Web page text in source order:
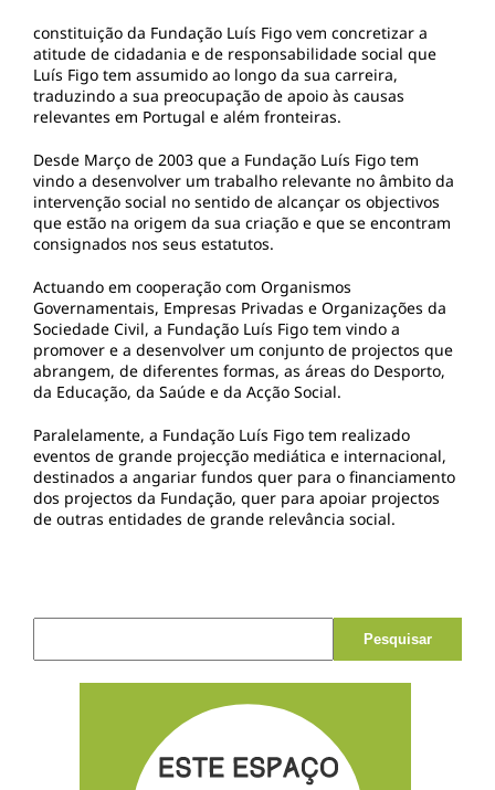
constituição da Fundação Luís Figo vem concretizar a
atitude de cidadania e de responsabilidade social que
Luís Figo tem assumido ao longo da sua carreira,
traduzindo a sua preocupação de apoio às causas
relevantes em Portugal e além fronteiras.
Desde Março de 2003 que a Fundação Luís Figo tem
vindo a desenvolver um trabalho relevante no âmbito da
intervenção social no sentido de alcançar os objectivos
que estão na origem da sua criação e que se encontram
consignados nos seus estatutos.
Actuando em cooperação com Organismos
Governamentais, Empresas Privadas e Organizações da
Sociedade Civil, a Fundação Luís Figo tem vindo a
promover e a desenvolver um conjunto de projectos que
abrangem, de diferentes formas, as áreas do Desporto,
da Educação, da Saúde e da Acção Social.
Paralelamente, a Fundação Luís Figo tem realizado
eventos de grande projecção mediática e internacional,
destinados a angariar fundos quer para o financiamento
dos projectos da Fundação, quer para apoiar projectos
de outras entidades de grande relevância social.
Pesquisar por: